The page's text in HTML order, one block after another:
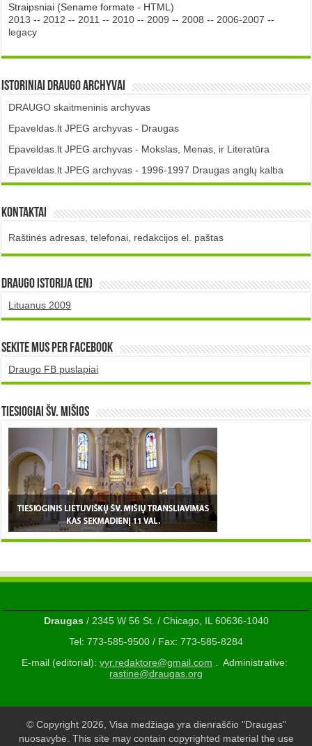
Straipsniai (Sename formate - HTML)
2013 -- 2012 -- 2011 -- 2010 -- 2009 -- 2008 -- 2006-2007 --
legacy
Istoriniai DRAUGO Archyvai
DRAUGO skaitmeninis archyvas
Epaveldas.lt JPEG archyvas - Draugas
Epaveldas.lt JPEG archyvas - Mokslas, Menas, ir Literatūra
Epaveldas.lt JPEG archyvas - 1996-1997 Draugas anglų kalba
Kontaktai
Raštinės adresas, telefonai, redakcijos el. paštas
DRAUGO istorija (EN)
Lituanus 2009
Sekite mus per Facebook
Draugo FB puslapiai
TIESIOGIAI šv. MIŠIOS
Draugas/ 2345 W 56 St. / Chicago, IL 60636-1040
Tel: 773-585-9500 / Fax: 773-585-8284
E-mail (editorial): vyr.redaktore@gmail.com . Administrative:
rastine@draugas.org
© Copyright 2026, Visa medžiaga yra dienraščio "Draugas"
nuosavybė. This site may contain copyrighted material the use